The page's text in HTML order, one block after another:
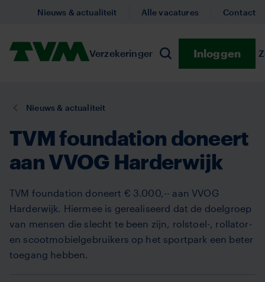
Overslaan
de
Homepage,
Verzekeringen SubmenuPreventie
Zoeken
Inloggen
Nieuws & actualiteit Alle vacatures Contact
U
hier:
Nieuws & actualiteit
TVM foundation doneert
aan VVOG Harderwijk
TVM foundation doneert € 3.000,-- aan VVOG
Harderwijk. Hiermee is gerealiseerd dat de doelgroep
van mensen die slecht te been zijn, rolstoel-, rollator-
en scootmobielgebruikers op het sportpark een beter
toegang hebben.